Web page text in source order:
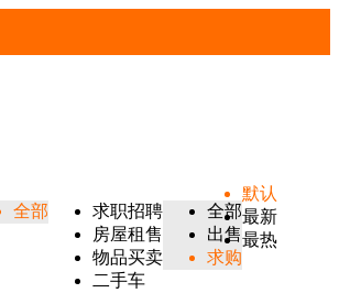
全部
求职招聘
房屋租售
物品买卖
二手车
全部
出售
求购
默认
最新
最热